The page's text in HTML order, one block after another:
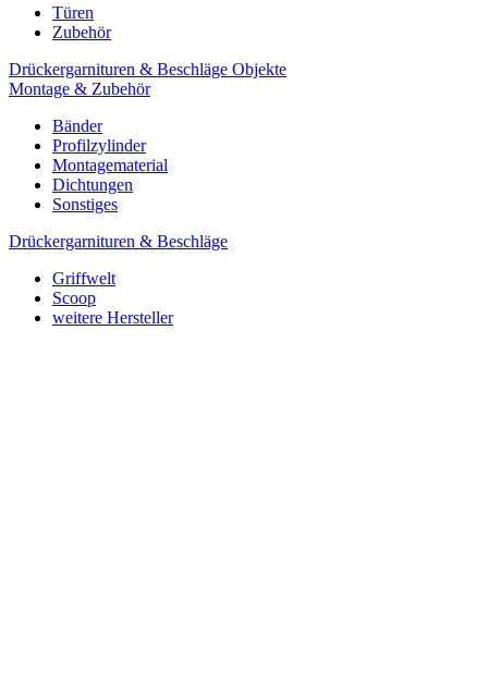
Türen
Zubehör
Drückergarnituren & Beschläge Objekte
Montage & Zubehör
Bänder
Profilzylinder
Montagematerial
Dichtungen
Sonstiges
Drückergarnituren & Beschläge
Griffwelt
Scoop
weitere Hersteller